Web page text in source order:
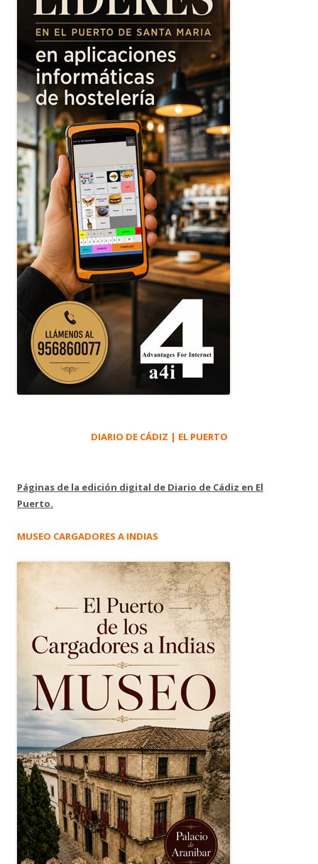
DIARIO DE CÁDIZ | EL PUERTO
Páginas de la edición digital de Diario de Cádiz en El
Puerto.
MUSEO CARGADORES A INDIAS